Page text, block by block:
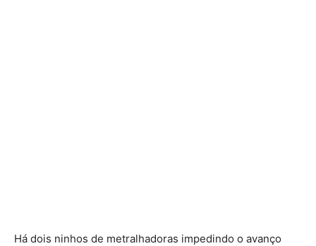
Há dois ninhos de metralhadoras impedindo o avanço